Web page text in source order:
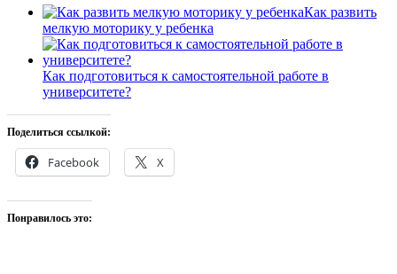
Как развить
мелкую моторику у ребенка
Как подготовиться к самостоятельной работе в
университете?
Поделиться ссылкой:
Facebook X
Понравилось это: